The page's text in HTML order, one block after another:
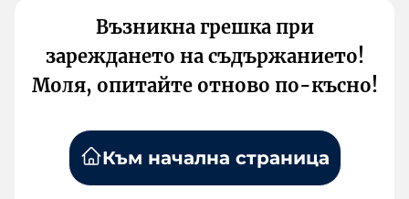
Възникна грешка при
зареждането на съдържанието!
Моля, опитайте отново по-късно!
Към начална страница